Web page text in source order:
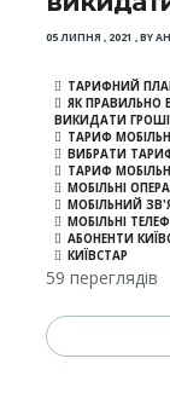
05 ЛИПНЯ , 2021 ,BY
ТАРИФНИЙ
ЯК ПРАВИЛЬНО
ВИКИДАТИ ГРОШІ
ТАРИФ
ВИБРАТИ
ТАРИФ
МОБІЛЬНІ
МОБІЛЬНИЙ
МОБІЛЬНІ
АБОНЕНТИ
КИЇВСТАР
59 переглядів